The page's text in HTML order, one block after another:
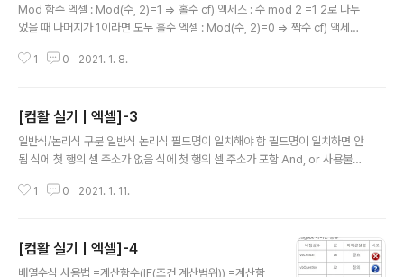
Mod 함수 엑셀 : Mod(수, 2)=1 => 홀수 cf) 액세스 : 수 mod 2 =1 2로 나누
었을 때 나머지가 1이라면 모두 홀수 엑셀 : Mod(수, 2)=0 => 짝수 cf) 액세스
=계산함수(IF(조건,계산범위)) =계산함수((조건)*(계산범위)) 조건이 and일
n "국어" 개체명.Addition "영어" 개체명.Addition "수학" 개체명.Rowsour
ce = "A1:A5" 입력행의 위치 구하는 식 입력행=range("표의 첫셀"..
1 0 2021. 1. 8.
[컴활 실기 | 엑셀]-3
일반식/논리식 구분 일반식 논리식 필드명이 일치해야 함 필드명이 일치하면 안
됨 식에 첫 행의 셀 주소가 없음 식에 첫 행의 셀 주소가 포함 And, or 사용불가
((조건)*(계산범위)) 조건이 and일 때는 (조건1)*(조건2) 조건이 or일 때는 (조
도 아닐때) - Case "사과" (문자일때) End select FORMAT - 형식설정 FO
RMAT(값,"형식") 0 - 값이 없어도 0표시 # - 값이 없으면 아무 표시 없음 ..
1 0 2021. 1. 11.
[컴활 실기 | 엑셀]-4
배열수식 사용법 =계산함수(IF(조건,계산범위)) =계산함